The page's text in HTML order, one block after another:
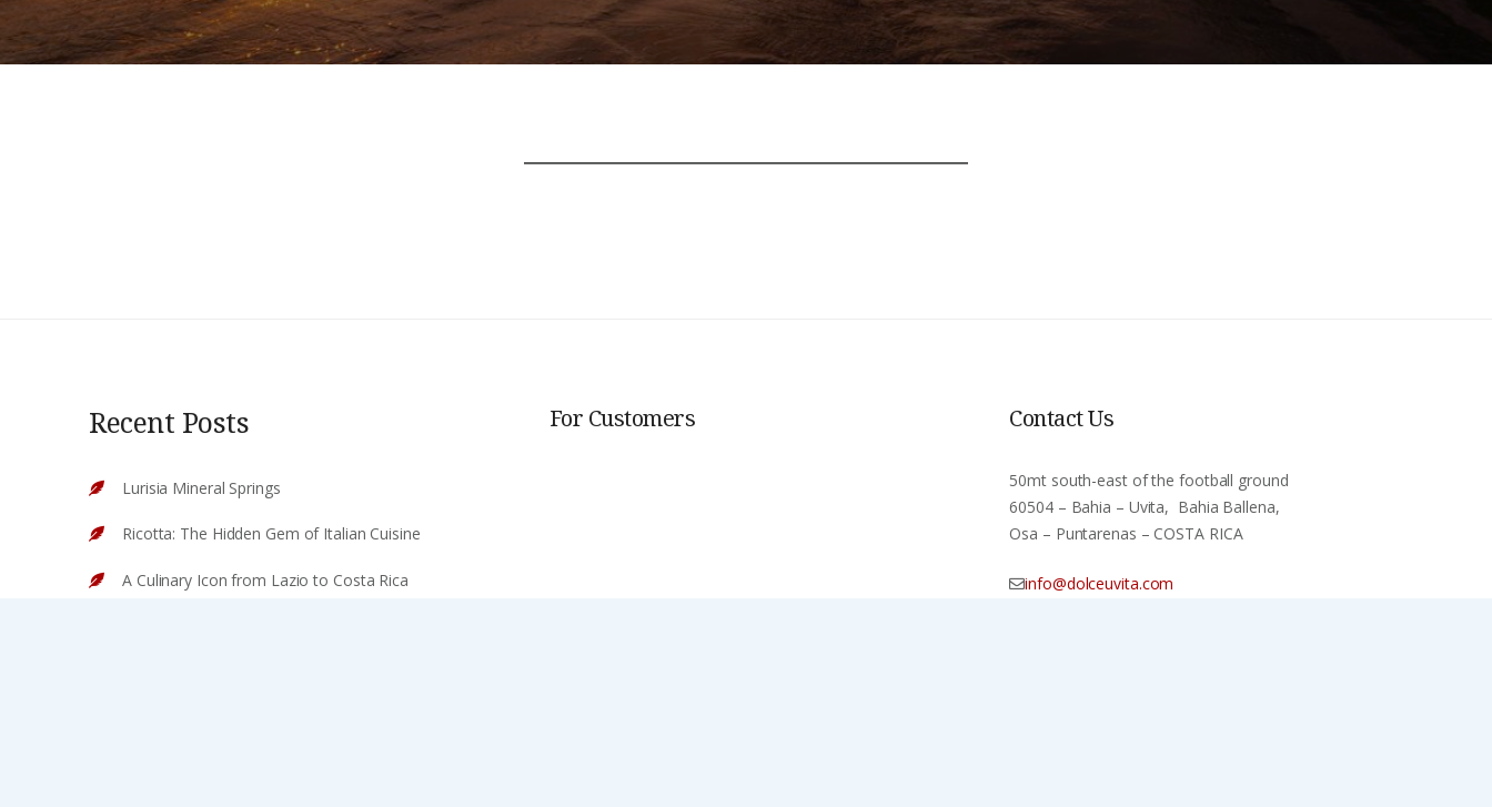
Recent Posts
Lurisia Mineral Springs
Ricotta: The Hidden Gem of Italian Cuisine
A Culinary Icon from Lazio to Costa Rica
For Customers Contact Us
50mt south-east of the football ground
60504 – Bahia – Uvita, Bahia Ballena,
Osa – Puntarenas – COSTA RICA
info@dolceuvita.com